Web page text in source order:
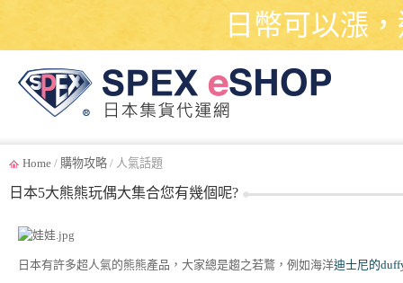
日幣可以漲
Home / 購物攻略 / 人氣話題
日本5大熊熊玩偶大集合您有幾個呢?
日本有許多超人氣的熊熊產品，大家總是趨之若鶩，例如海洋迪士尼的